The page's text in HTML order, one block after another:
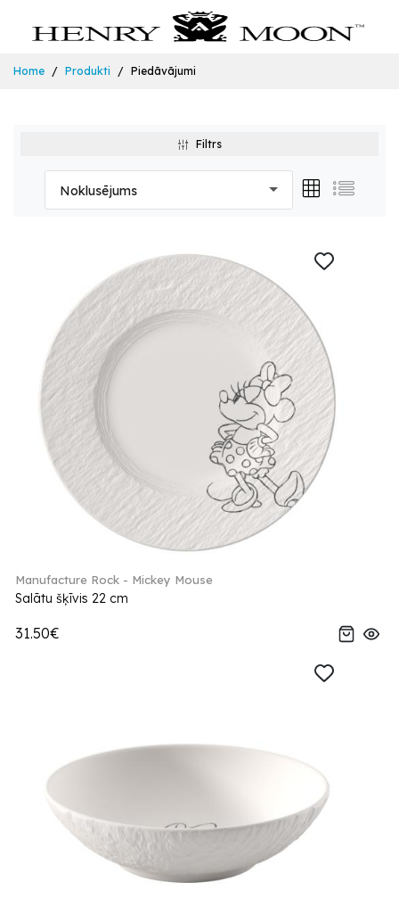
Home Produkti Piedāvājumi
Filtrs
Manufacture Rock - Mickey Mouse
Salātu šķīvis 22 cm
31.50€